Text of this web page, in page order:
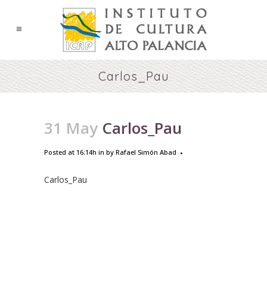
Carlos_Pau
31 May Carlos_Pau
Posted at 16:14h in by Rafael Simón Abad
Carlos_Pau